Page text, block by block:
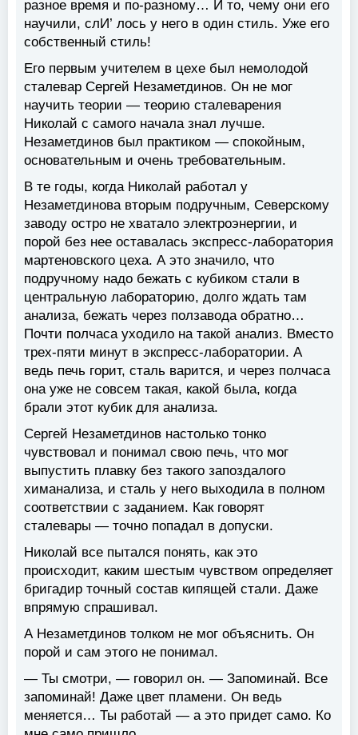
разное время и по-разному… И то, чему они его
научили, слИ’ лось у него в один стиль. Уже его
собственный стиль!
Его первым учителем в цехе был немолодой
сталевар Сергей Незаметдинов. Он не мог
научить теории — теорию сталеварения
Николай с самого начала знал лучше.
Незаметдинов был практиком — спокойным,
основательным и очень требовательным.
В те годы, когда Николай работал у
Незаметдинова вторым подручным, Северскому
заводу остро не хватало электроэнергии, и
порой без нее оставалась экспресс-лаборатория
мартеновского цеха. А это значило, что
подручному надо бежать с кубиком стали в
центральную лабораторию, долго ждать там
анализа, бежать через ползавода обратно…
Почти полчаса уходило на такой анализ. Вместо
трех-пяти минут в экспресс-лаборатории. А
ведь печь горит, сталь варится, и через полчаса
она уже не совсем такая, какой была, когда
брали этот кубик для анализа.
Сергей Незаметдинов настолько тонко
чувствовал и понимал свою печь, что мог
выпустить плавку без такого запоздалого
химанализа, и сталь у него выходила в полном
соответствии с заданием. Как говорят
сталевары — точно попадал в допуски.
Николай все пытался понять, как это
происходит, каким шестым чувством определяет
бригадир точный состав кипящей стали. Даже
впрямую спрашивал.
А Незаметдинов толком не мог объяснить. Он
порой и сам этого не понимал.
— Ты смотри, — говорил он. — Запоминай. Все
запоминай! Даже цвет пламени. Он ведь
меняется… Ты работай — а это придет само. Ко